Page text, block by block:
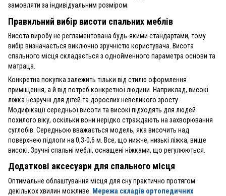
замовляти за індивідуальним розміром.
Правильний вибір висоти спальних меблів
Висота виробу не регламентована будь-якими стандартами, тому
вибір визначається виключно зручністю користувача. Висота
спального місця складається з однойменного параметра основи та
матраца.
Конкретна покупка залежить тільки від стилю оформлення
приміщення, а й від потреб конкретної людини. Наприклад, високі
ліжка незручні для дітей та дорослих невеликого зросту.
Модифікації середньої висоти та високі підходять для людей
похилого віку, оскільки вони нерідко страждають на захворювання
суглобів. Середньою вважається модель, яка височить над
поверхнею підлоги на 0,3-0,6 м. Все, що нижче, низькі ліжка, вище
високі. Зручні спальні меблі, оснащені ніжками, що регулюються.
Додаткові аксесуари для спального місця
Оптимальне облаштування місця для сну практично протягом
декількох хвилин можливе. Мережа складів ортопедичних